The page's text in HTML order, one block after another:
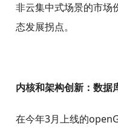
非云集中式场景的市场
态发展拐点。
内核和架构创新：数据
在今年3月上线的